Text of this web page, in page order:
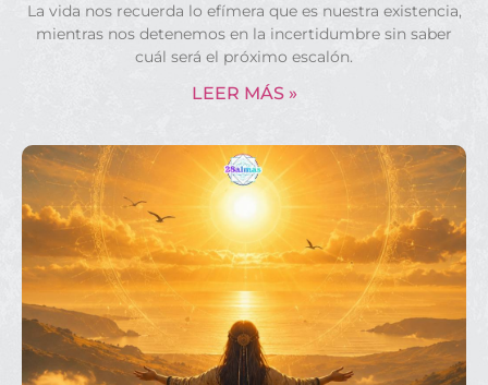
La vida nos recuerda lo efímera que es nuestra existencia,
mientras nos detenemos en la incertidumbre sin saber
cuál será el próximo escalón.
LEER MÁS »